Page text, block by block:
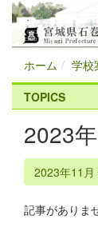
ホーム 学校
TOPICS
2023
2023年11月
記事がありま